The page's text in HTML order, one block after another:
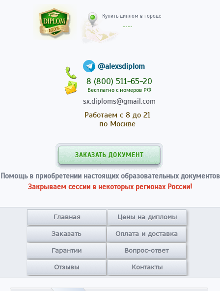
@alexsdiplom
8 (800) 511-65-20
Бесплатно с номеров РФ
sx.diploms@gmail.com
Работаем с 8 до 21
по Москве
ЗАКАЗАТЬ ДОКУМЕНТ
Помощь в приобретении настоящих образовательных документов
Закрываем сессии в некоторых регионах России!
Главная Цены на дипломы
Заказать Оплата и доставка
Гарантии Вопрос-ответ
Отзывы Контакты